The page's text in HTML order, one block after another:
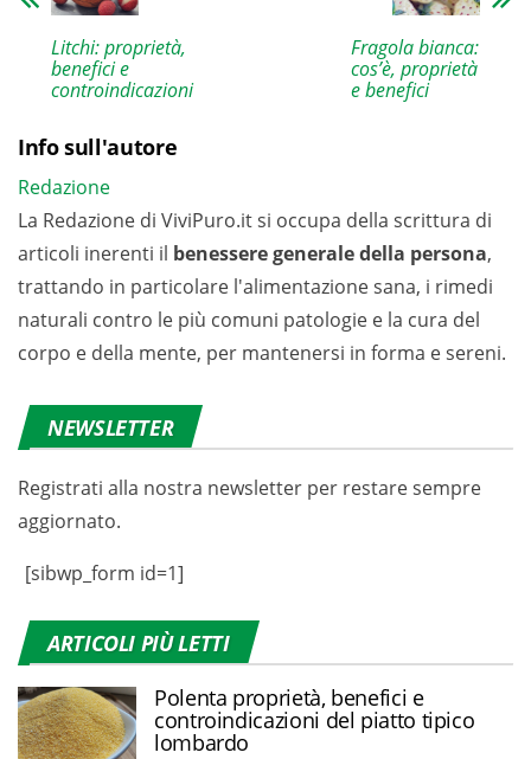
Litchi: proprietà,
benefici e
controindicazioni
Fragola bianca:
cos’è, proprietà
e benefici
Info sull'autore
Redazione
La Redazione di ViviPuro.it si occupa della scrittura di
articoli inerenti il benessere generale della persona,
trattando in particolare l'alimentazione sana, i rimedi
naturali contro le più comuni patologie e la cura del
corpo e della mente, per mantenersi in forma e sereni.
NEWSLETTER
Registrati alla nostra newsletter per restare sempre
aggiornato.
[sibwp_form id=1]
ARTICOLI PIÙ LETTI
Polenta proprietà, benefici e
controindicazioni del piatto tipico
lombardo